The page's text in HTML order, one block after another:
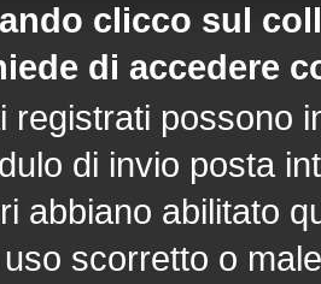
clicco sul
di accedere
registrati possono
di invio posta
abbiano abilitato
scorretto o